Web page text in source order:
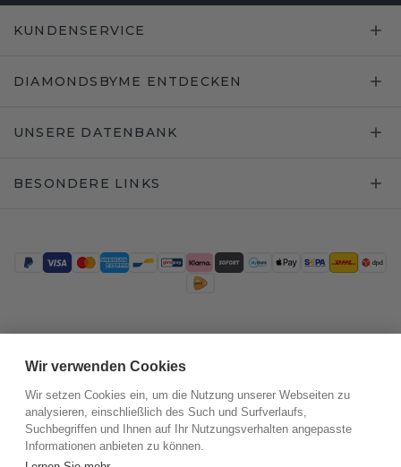
KUNDENSERVICE
DIAMONDSBYME ENTDECKEN
UNSERE DATENBANK
BESONDERE LINKS
Wir verwenden Cookies
Wir setzen Cookies ein, um die Nutzung unserer Webseiten zu
analysieren, einschließlich des Such und Surfverlaufs,
Suchbegriffen und Ihnen auf Ihr Nutzungsverhalten angepasste
Informationen anbieten zu können.